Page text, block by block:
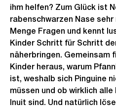
ihm helfen? Zum Glück ist
rabenschwarzen Nase
Menge Fragen und kennt
Kinder Schritt für Schritt
näherbringen. Gemeinsam
Kinder heraus, warum
ist, weshalb sich Pinguine
müssen und ob wirklich
Inuit sind. Und natürlich